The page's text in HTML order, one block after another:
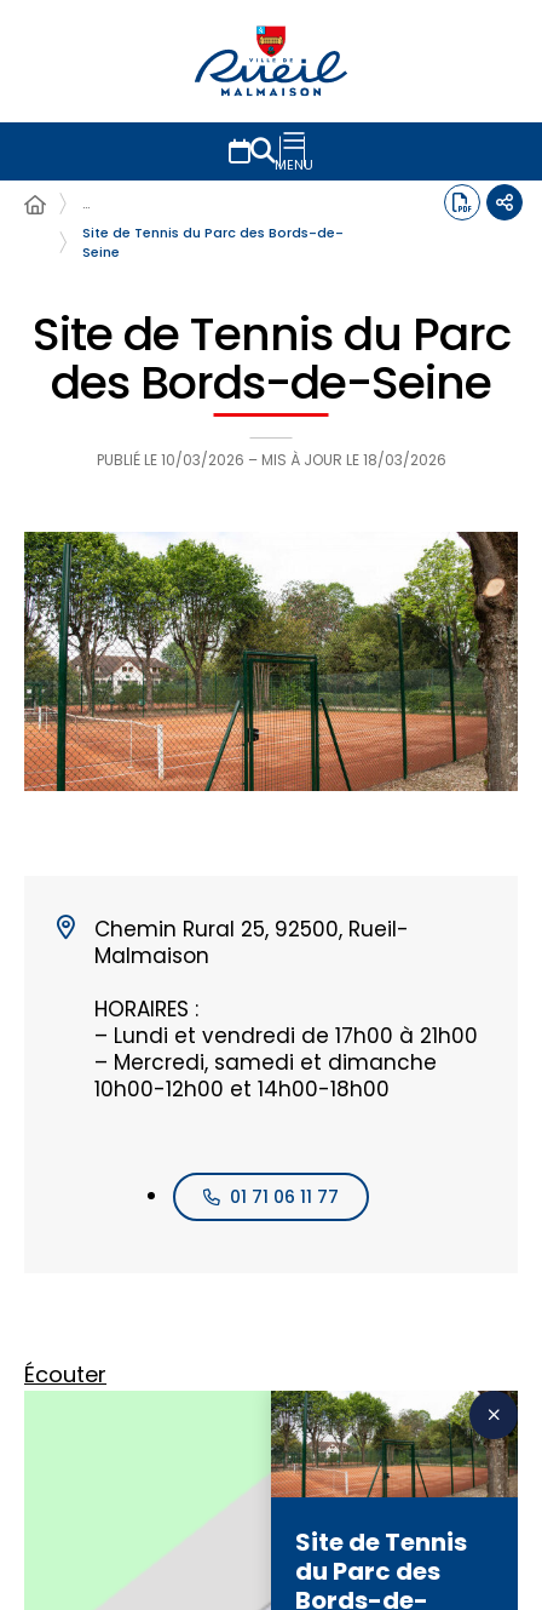
MENU
…
Site de Tennis du Parc des Bords-de-
Seine
Site de Tennis du Parc
des Bords-de-Seine
PUBLIÉ LE 10/03/2026 – MIS À JOUR LE18/03/2026
Chemin Rural 25, 92500, Rueil-
Malmaison
HORAIRES :
– Lundi et vendredi de 17h00 à 21h00
– Mercredi, samedi et dimanche
10h00-12h00 et 14h00-18h00
01 71 06 11 77
Écouter
Site de Tennis
du Parc des
Bords-de-